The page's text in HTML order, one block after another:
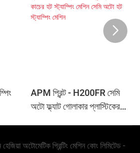
APM প্রিন্ট - H200FR সেমি
অটো ফ্ল্যাট গোলাকার প্লাস্টিকের
অটোমেটিক প্রিন্টিং মেশিন কোং লিমিটেড -